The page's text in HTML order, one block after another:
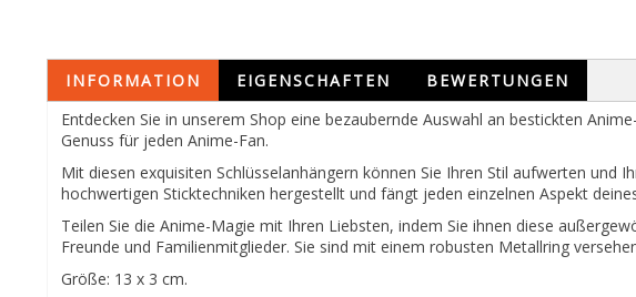
INFORMATION EIGENSCHAFTEN
BEWERTUNGEN
Entdecken Sie in unserem Shop eine bezaubernde Auswahl an bestickten
Genuss für jeden Anime-Fan.
Mit diesen exquisiten Schlüsselanhängern können Sie Ihren Stil aufwerten und
hochwertigen Sticktechniken hergestellt und fängt jeden einzelnen Aspekt
Teilen Sie die Anime-Magie mit Ihren Liebsten, indem Sie ihnen diese
Freunde und Familienmitglieder. Sie sind mit einem robusten Metallring
Größe: 13 x 3 cm.